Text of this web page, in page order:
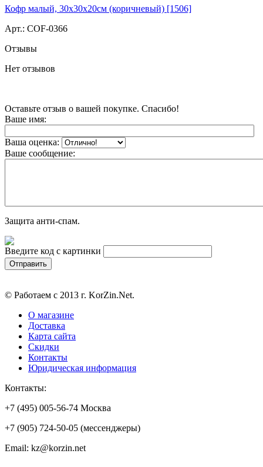
Кофр малый, 30х30х20см (коричневый) [1506]
Арт.: COF-0366
Отзывы
Нет отзывов
Оставьте отзыв о вашей покупке. Спасибо!
Ваше имя:
Ваша оценка:
Ваше сообщение:
Защита анти-спам.
Введите код с картинки
© Работаем с 2013 г. KorZin.Net.
О магазине
Доставка
Карта сайта
Скидки
Контакты
Юридическая информация
Контакты:
+7 (495) 005-56-74 Москва
+7 (905) 724-50-05 (мессенджеры)
Email: kz@korzin.net